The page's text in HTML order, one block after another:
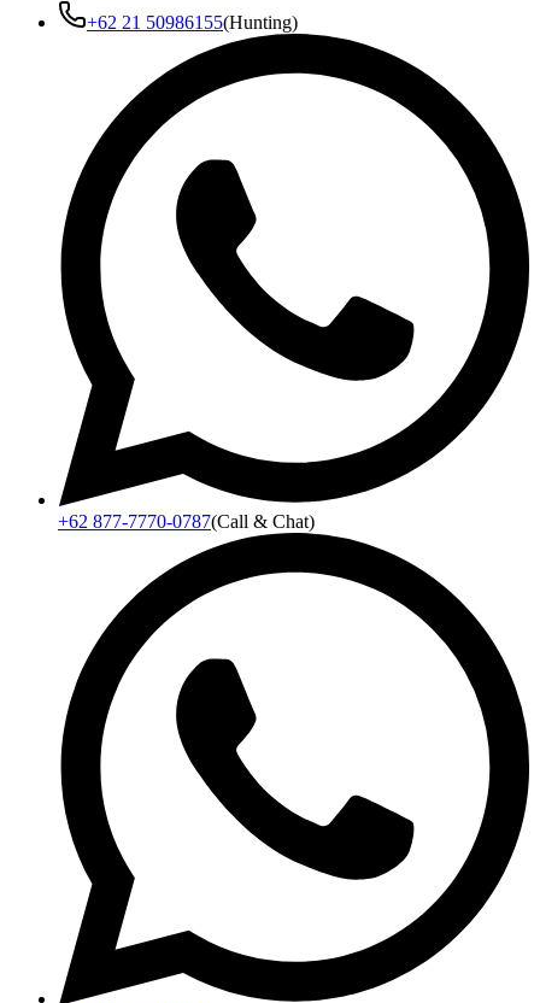
+62 21 50986155(Hunting)
+62 877-7770-0787(Call & Chat)